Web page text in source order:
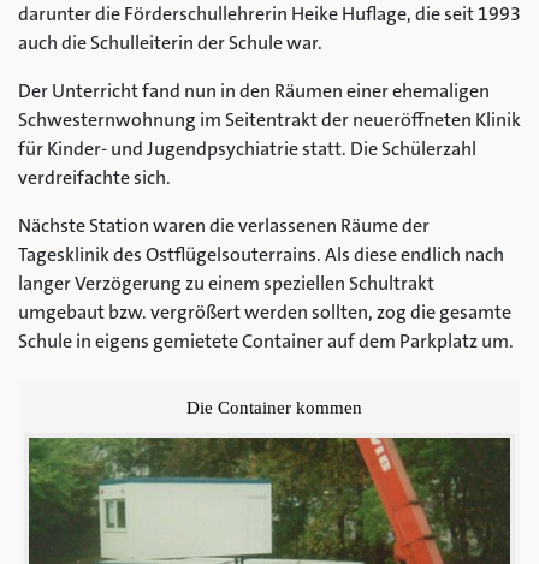
darunter die Förderschullehrerin Heike Huflage, die seit 1993
auch die Schulleiterin der Schule war.
Der Unterricht fand nun in den Räumen einer ehemaligen
Schwesternwohnung im Seitentrakt der neueröffneten Klinik
für Kinder- und Jugendpsychiatrie statt. Die Schülerzahl
verdreifachte sich.
Nächste Station waren die verlassenen Räume der
Tagesklinik des Ostflügelsouterrains. Als diese endlich nach
langer Verzögerung zu einem speziellen Schultrakt
umgebaut bzw. vergrößert werden sollten, zog die gesamte
Schule in eigens gemietete Container auf dem Parkplatz um.
Die Container kommen